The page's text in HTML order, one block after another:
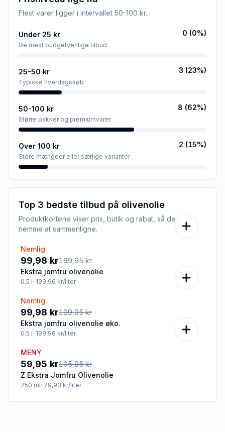
Flest varer ligger i intervallet 50-100 kr.
Under 25 kr
De mest budgetvenlige tilbud
0 (0%)
25-50 kr
Typiske hverdagskøb
3 (23%)
50-100 kr
Større pakker og premiumvarer
8 (62%)
Over 100 kr
Store mængder eller særlige varianter
2 (15%)
Top 3 bedste tilbud på olivenolie
Produktkortene viser pris, butik og rabat, så de er
nemme at sammenligne.
-50%
Nemlig
99,98 kr199,95 kr
Ekstra jomfru olivenolie
0.5 l· 199,96 kr/liter
-50%
Nemlig
99,98 kr199,95 kr
Ekstra jomfru olivenolie øko.
0.5 l· 199,96 kr/liter
-43%
MENY
59,95 kr105,95 kr
Z Ekstra Jomfru Olivenolie
750 ml· 79,93 kr/liter